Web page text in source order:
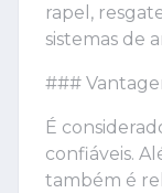
rapel,
sistemas de
###
É
confiáveis.
também é